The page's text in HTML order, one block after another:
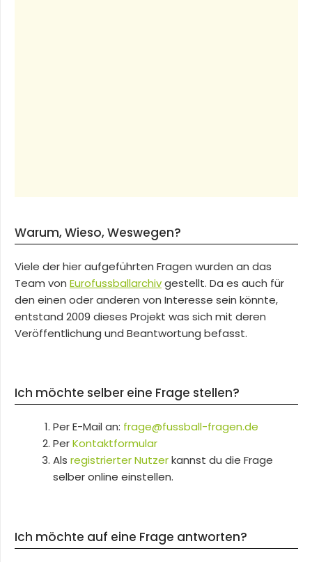
Warum, Wieso, Weswegen?
Viele der hier aufgeführten Fragen wurden an das
Team von Eurofussballarchivgestellt. Da es auch für
den einen oder anderen von Interesse sein könnte,
entstand 2009 dieses Projekt was sich mit deren
Veröffentlichung und Beantwortung befasst.
Ich möchte selber eine Frage stellen?
Per E-Mail an: frage@fussball-fragen.de
PerKontaktformular
Als registrierter Nutzerkannst du die Frage
selber online einstellen.
Ich möchte auf eine Frage antworten?